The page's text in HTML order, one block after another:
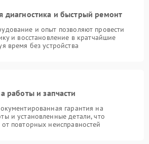
диагностика и быстрый ремонт
и опыт позволяют провести
и восстановление в кратчайшие
время без устройства
работы и запчасти
гарантия на
и установленные детали, что
повторных неисправностей